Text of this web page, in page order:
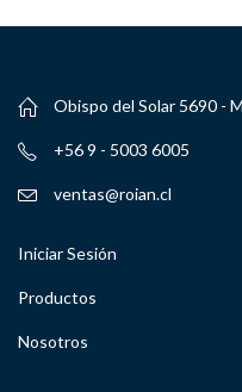
Obispo del Solar 5690 -
+56 9 - 5003 6005
ventas@roian.cl
Iniciar Sesión
Productos
Nosotros